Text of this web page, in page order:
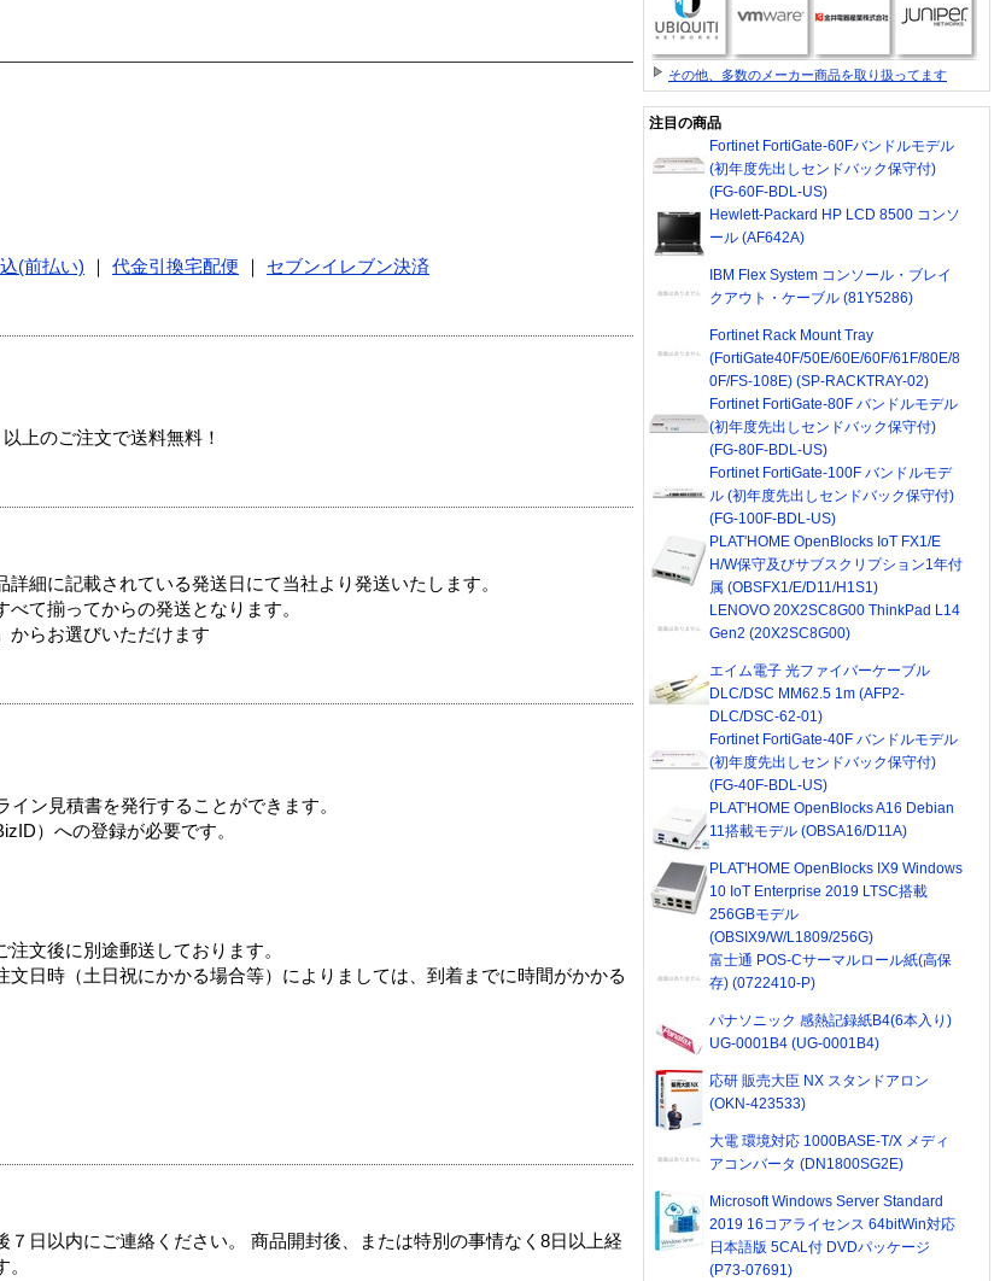
(前払い) 代金引換宅配便
セブンイレブン決済
上のご注文で送料無料！
細に記載されている発送日にて当社より発送いたします。
て揃ってからの発送となります。
からお選びいただけます
ン見積書を発行することができます。
）への登録が必要です。
文後に別途郵送しております。
日時（土日祝にかかる場合等）によりましては、到着までに時間がかかる
日以内にご連絡ください。 商品開封後、または特別の事情なく8日以上経
その他、多数のメーカー商品を取り扱ってます
注目の商品
Fortinet FortiGate-60Fバンドルモデル
(初年度先出しセンドバック保守付)
(FG-60F-BDL-US)
Hewlett-Packard HP LCD 8500 コンソ
ール (AF642A)
IBM Flex System コンソール・ブレイ
クアウト・ケーブル (81Y5286)
Fortinet Rack Mount Tray
(FortiGate40F/50E/60E/60F/61F/80E/8
0F/FS-108E) (SP-RACKTRAY-02)
Fortinet FortiGate-80F バンドルモデル
(初年度先出しセンドバック保守付)
(FG-80F-BDL-US)
Fortinet FortiGate-100F バンドルモデ
ル (初年度先出しセンドバック保守付)
(FG-100F-BDL-US)
PLAT'HOME OpenBlocks IoT FX1/E
H/W保守及びサブスクリプション1年付
属 (OBSFX1/E/D11/H1S1)
LENOVO 20X2SC8G00 ThinkPad L14
Gen2 (20X2SC8G00)
エイム電子 光ファイバーケーブル
DLC/DSC MM62.5 1m (AFP2-
DLC/DSC-62-01)
Fortinet FortiGate-40F バンドルモデル
(初年度先出しセンドバック保守付)
(FG-40F-BDL-US)
PLAT'HOME OpenBlocks A16 Debian
11搭載モデル (OBSA16/D11A)
PLAT'HOME OpenBlocks IX9 Windows
10 IoT Enterprise 2019 LTSC搭載
256GBモデル
(OBSIX9/W/L1809/256G)
富士通 POS-Cサーマルロール紙(高保
存) (0722410-P)
パナソニック 感熱記録紙B4(6本入り)
UG-0001B4 (UG-0001B4)
応研 販売大臣 NX スタンドアロン
(OKN-423533)
大電 環境対応 1000BASE-T/X メディ
アコンバータ (DN1800SG2E)
Microsoft Windows Server Standard
2019 16コアライセンス 64bitWin対応
日本語版 5CAL付 DVDパッケージ
(P73-07691)